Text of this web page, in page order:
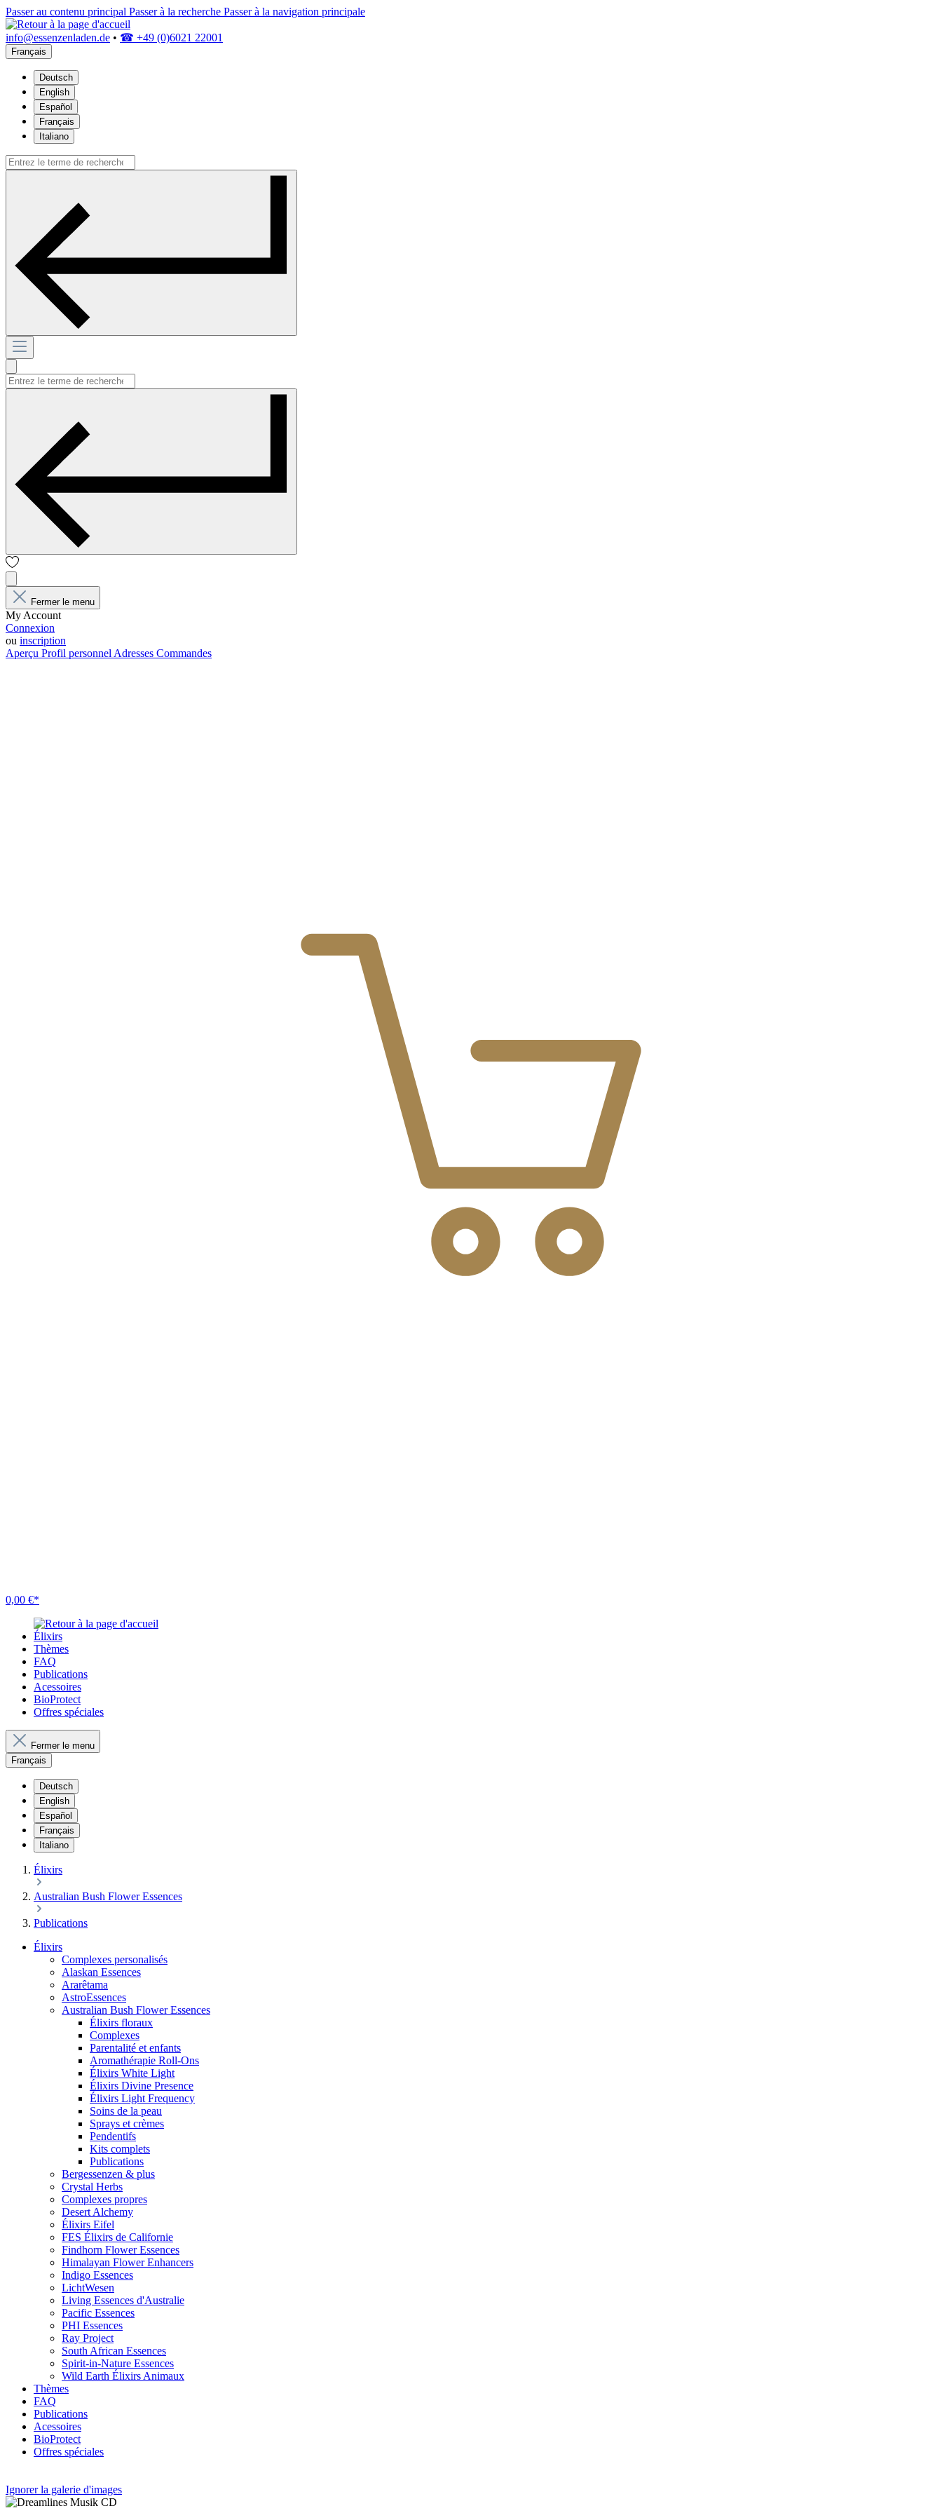
Passer au contenu principal Passer à la recherche Passer à la navigation principale
info@essenzenladen.de • ☎ +49 (0)6021 22001
Français
Deutsch
English
Español
Français
Italiano
Fermer le menu
My Account
Connexion
ou inscription
Aperçu Profil personnel Adresses Commandes
0,00 €*
Élixirs
Thèmes
FAQ
Publications
Acessoires
BioProtect
Offres spéciales
Fermer le menu
Français
Deutsch
English
Español
Français
Italiano
Élixirs
Australian Bush Flower Essences
Publications
Élixirs
Complexes personalisés
Alaskan Essences
Ararêtama
AstroEssences
Australian Bush Flower Essences
Élixirs floraux
Complexes
Parentalité et enfants
Aromathérapie Roll-Ons
Élixirs White Light
Élixirs Divine Presence
Élixirs Light Frequency
Soins de la peau
Sprays et crèmes
Pendentifs
Kits complets
Publications
Bergessenzen & plus
Crystal Herbs
Complexes propres
Desert Alchemy
Élixirs Eifel
FES Élixirs de Californie
Findhorn Flower Essences
Himalayan Flower Enhancers
Indigo Essences
LichtWesen
Living Essences d'Australie
Pacific Essences
PHI Essences
Ray Project
South African Essences
Spirit-in-Nature Essences
Wild Earth Élixirs Animaux
Thèmes
FAQ
Publications
Acessoires
BioProtect
Offres spéciales
Ignorer la galerie d'images